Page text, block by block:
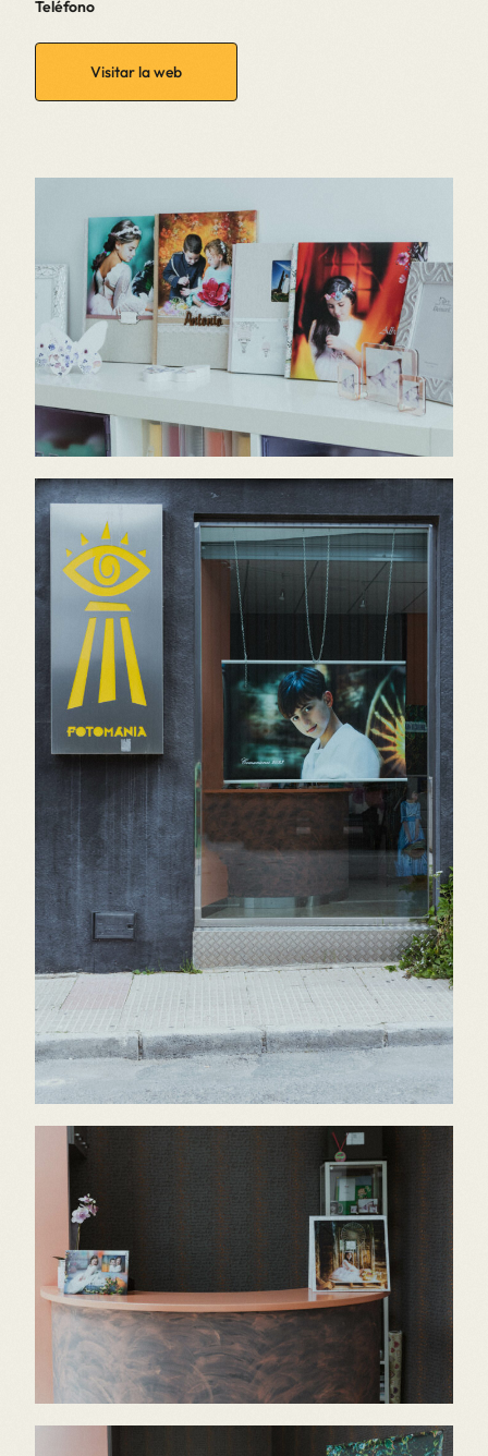
Teléfono
Visitar la web